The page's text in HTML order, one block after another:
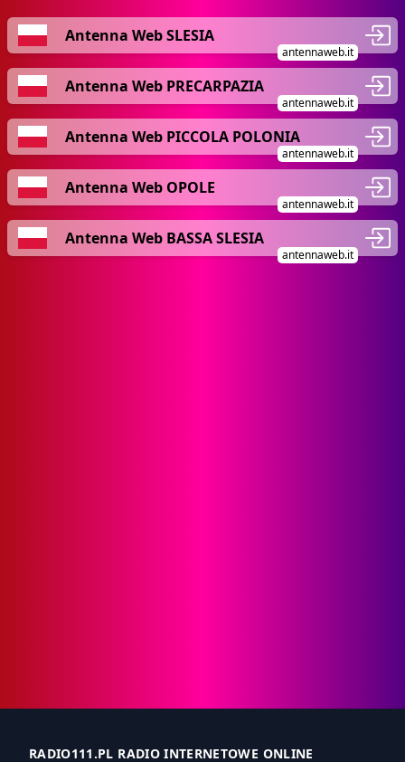
Antenna Web SLESIA
antennaweb.it
Antenna Web PRECARPAZIA
antennaweb.it
Antenna Web PICCOLA POLONIA
antennaweb.it
Antenna Web OPOLE
antennaweb.it
Antenna Web BASSA SLESIA
antennaweb.it
RADIO111.PL RADIO INTERNETOWE ONLINE